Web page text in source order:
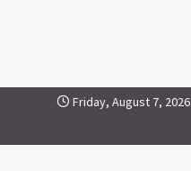
Skip to contentFriday, August 7, 2026